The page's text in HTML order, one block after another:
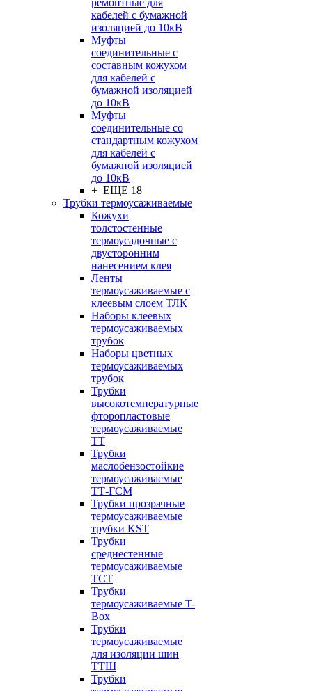
ремонтные для
кабелей с бумажной
изоляцией до 10кВ
Муфты
соединительные с
составным кожухом
для кабелей с
бумажной изоляцией
до 10кВ
Муфты
соединительные со
стандартным кожухом
для кабелей с
бумажной изоляцией
до 10кВ
+ ЕЩЕ 18
Трубки термоусаживаемые
Кожухи
толстостенные
термоусадочные с
двусторонним
нанесением клея
Ленты
термоусаживаемые с
клеевым слоем ТЛК
Наборы клеевых
термоусаживаемых
трубок
Наборы цветных
термоусаживаемых
трубок
Трубки
высокотемпературные
фторопластовые
термоусаживаемые
ТТ
Трубки
маслобензостойкие
термоусаживаемые
ТТ-ГСМ
Трубки прозрачные
термоусаживаемые
трубки KST
Трубки
среднестенные
термоусаживаемые
ТСТ
Трубки
термоусаживаемые T-
Box
Трубки
термоусаживаемые
для изоляции шин
ТТШ
Трубки